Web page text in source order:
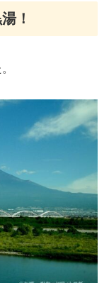
！